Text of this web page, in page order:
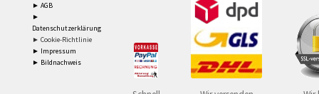
► AGB
►
Datenschutzerklärung
► Cookie-Richtlinie
► Impressum
► Bildnachweis